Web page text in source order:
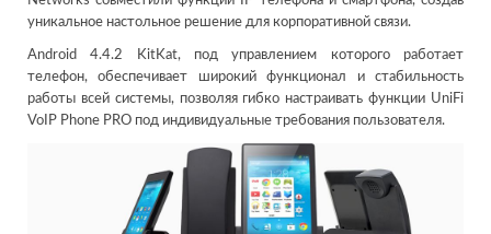
уникальное настольное решение для корпоративной связи.
Android 4.4.2 KitKat, под управлением которого работает
телефон, обеспечивает широкий функционал и стабильность
работы всей системы, позволяя гибко настраивать функции UniFi
VoIP Phone PRO под индивидуальные требования пользователя.